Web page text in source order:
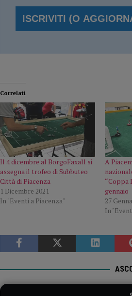
Correlati
Il 4 dicembre al BorgoFaxall si
assegna il trofeo di Subbuteo
Città di Piacenza
1 Dicembre 2021
In "Eventi a Piacenza"
A
“Coppa
gennaio
27
In